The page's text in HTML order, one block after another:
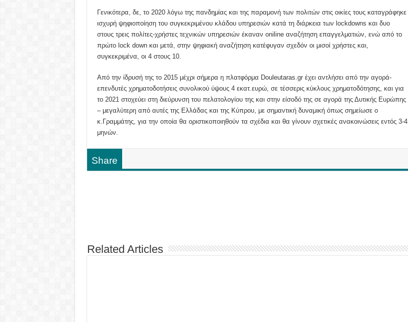
Γενικότερα, δε, το 2020 λόγω της πανδημίας και της παραμονή των πολιτών στις οικίες τους καταγράφηκε
ισχυρή ψηφιοποίηση του συγκεκριμένου κλάδου υπηρεσιών κατά τη διάρκεια των lockdowns και δυο
στους τρεις πολίτες-χρήστες τεχνικών υπηρεσιών έκαναν oniline αναζήτηση επαγγελματιών, ενώ από το
πρώτο lock down και μετά, στην ψηφιακή αναζήτηση κατέφυγαν σχεδόν οι μισοί χρήστες και,
συγκεκριμένα, οι 4 στους 10.
Από την ίδρυσή της το 2015 μέχρι σήμερα η πλατφόρμα Douleutaras.gr έχει αντλήσει από την αγορά-
επενδυτές χρηματοδοτήσεις συνολικού ύψους 4 εκατ.ευρώ, σε τέσσερις κύκλους χρηματοδότησης, και για
το 2021 στοχεύει στη διεύρυνση του πελατολογίου της και στην είσοδό της σε αγορά της Δυτικής Ευρώπης
– μεγαλύτερη από αυτές της Ελλάδας και της Κύπρου, με σημαντική δυναμική όπως σημείωσε ο
κ.Γραμμάτης, για την οποία θα οριστικοποιηθούν τα σχέδια και θα γίνουν σχετικές ανακοινώσεις εντός 3-4
μηνών.
Share
Related Articles